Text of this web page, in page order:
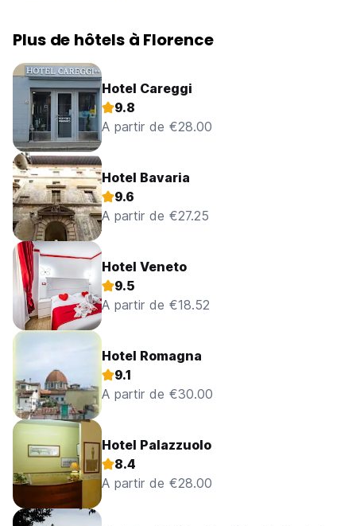
Plus de hôtels à Florence
Hotel Careggi
9.8
A partir de €28.00
Hotel Bavaria
9.6
A partir de €27.25
Hotel Veneto
9.5
A partir de €18.52
Hotel Romagna
9.1
A partir de €30.00
Hotel Palazzuolo
8.4
A partir de €28.00